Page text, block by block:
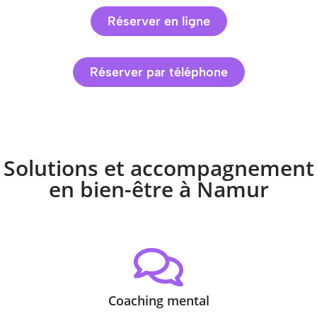
Réserver en ligne
Réserver par téléphone
Solutions et accompagnement
en bien-être à Namur
Coaching mental